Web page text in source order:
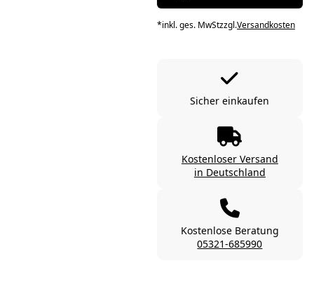
*inkl. ges. MwStzzgl.Versandkosten
Sicher einkaufen
Kostenloser Versand
in Deutschland
Kostenlose Beratung
05321-685990